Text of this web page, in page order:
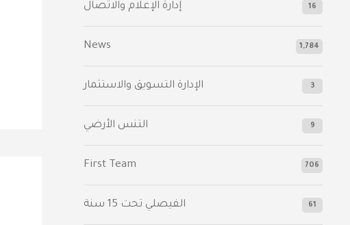
إدارة الإعلام والاتصال 16
News 1,784
الإدارة التسويق والاستثمار 3
التنس الأرضي 9
First Team 706
الفيصلي‬⁩ تحت 15 سنة 61